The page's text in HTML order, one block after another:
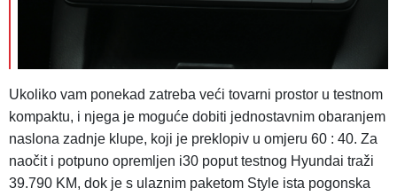
Ukoliko vam ponekad zatreba veći tovarni prostor u testnom
kompaktu, i njega je moguće dobiti jednostavnim obaranjem
naslona zadnje klupe, koji je preklopiv u omjeru 60 : 40. Za
naočit i potpuno opremljen i30 poput testnog Hyundai traži
39.790 KM, dok je s ulaznim paketom Style ista pogonska